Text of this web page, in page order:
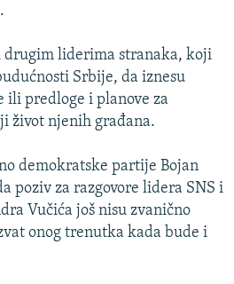
drugim liderima stranaka, koji
Srbije, da iznesu
ili predloge i planove za
život njenih građana.
demokratske partije Bojan
poziv za razgovore lidera SNS i
Vučića još nisu zvanično
onog trenutka kada bude i